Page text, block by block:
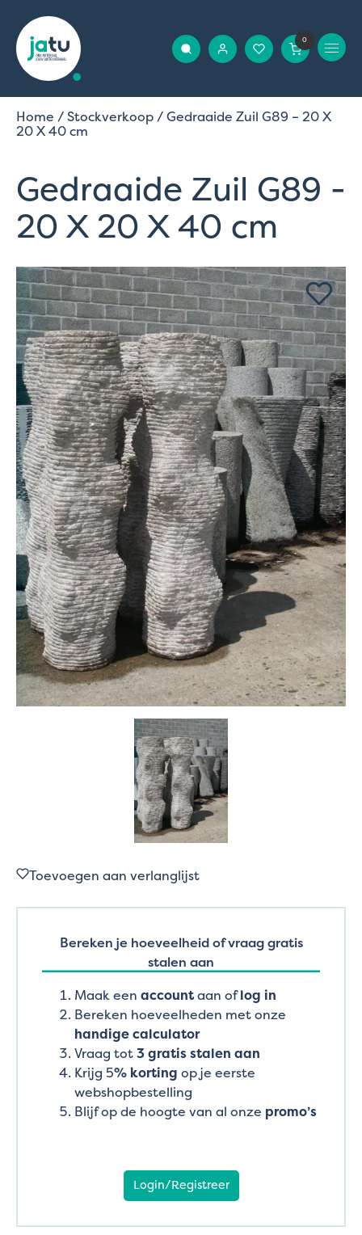
0
Home /Stockverkoop/ Gedraaide Zuil G89 – 20 X
20 X 40 cm
Gedraaide Zuil G89 -
20 X 20 X 40 cm
Toevoegen aan verlanglijst
Bereken je hoeveelheid of vraag gratis
stalen aan
Maak een accountaan oflog in
Bereken hoeveelheden met onze
handige calculator
Vraag tot3 gratis stalen aan
Krijg 5% korting op je eerste
webshopbestelling
Blijf op de hoogte van al onze promo’s
Login/Registreer